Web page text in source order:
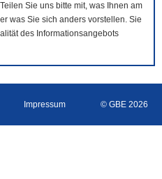
Sie uns bitte mit, was Ihnen am
was Sie sich anders vorstellen. Sie
des Informationsangebots
Impressum © GBE 2026